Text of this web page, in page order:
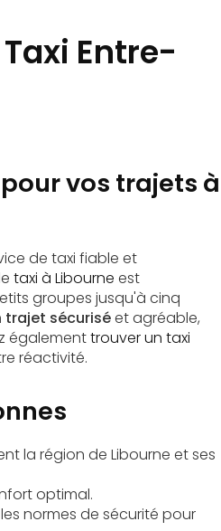
Entre-
vos trajets à
de taxi fiable et
taxi à Libourne est
groupes jusqu'à cinq
trajet sécuriséet agréable,
égalementtrouver un taxi
réactivité.
la région de Libourne et ses
optimal.
normes de sécurité pour